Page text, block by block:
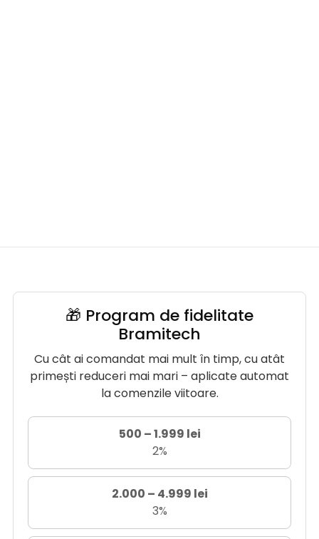
🎁 Program de fidelitate
Bramitech
Cu cât ai comandat mai mult în timp, cu atât
primești reduceri mai mari – aplicate automat
la comenzile viitoare.
500 – 1.999 lei
2%
2.000 – 4.999 lei
3%